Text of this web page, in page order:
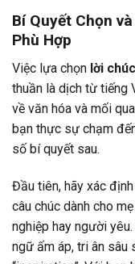
Bí Quyết Chọn
Phù Hợp
Việc lựa chọn lời
thuần là dịch từ tiếng
về văn hóa và mối
bạn thực sự chạm
số bí quyết sau.
Đầu tiên, hãy xác
câu chúc dành cho
nghiệp hay người
ngữ ấm áp, tri ân sâu